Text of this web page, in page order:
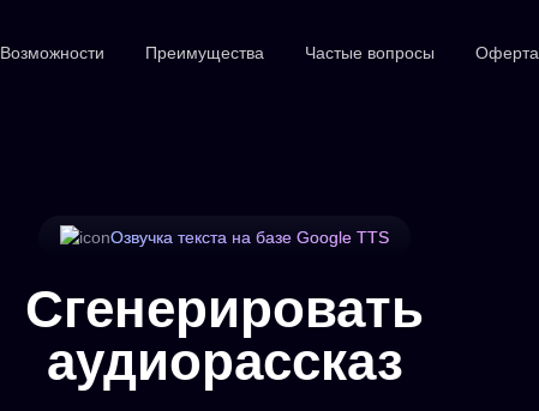
Возможности Преимущества Частые вопросы Оферта
Озвучка текста на базе Google TTS
Сгенерировать
аудиорассказ